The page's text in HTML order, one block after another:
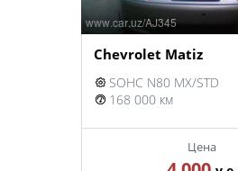
Chevrolet Matiz
SOHC N80 MX/STD
168 000 км
Цена